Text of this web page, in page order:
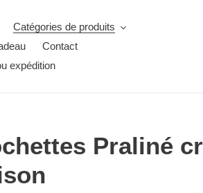
Catégories de produits
Contact
expédition
Praliné